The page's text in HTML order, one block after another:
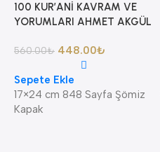
100 KUR’ANİ KAVRAM VE
YORUMLARI AHMET AKGÜL
560.00₺ 448.00₺
Sepete Ekle
17×24 cm 848 Sayfa Şömiz
Kapak